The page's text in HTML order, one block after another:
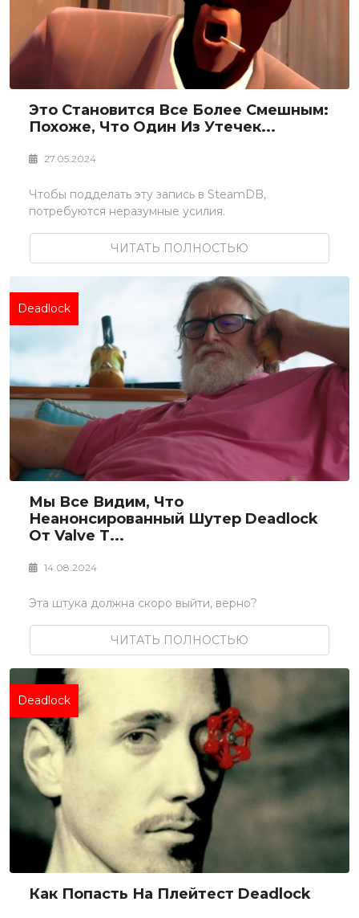
Это Становится Все Более Смешным:
Похоже, Что Один Из Утечек...
27.05.2024
Чтобы подделать эту запись в SteamDB,
потребуются неразумные усилия.
ЧИТАТЬ ПОЛНОСТЬЮ
Deadlock
Мы Все Видим, Что
Неанонсированный Шутер Deadlock
От Valve Т...
14.08.2024
Эта штука должна скоро выйти, верно?
ЧИТАТЬ ПОЛНОСТЬЮ
Deadlock
Как Попасть На Плейтест Deadlock